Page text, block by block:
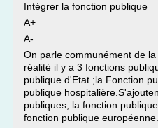
Intégrer la fonction publique
A+
A-
On parle communément de
réalité il y a 3 fonctions
publique d'Etat ;la Fonction
publique
publiques, la fonction
fonction publique européenne.